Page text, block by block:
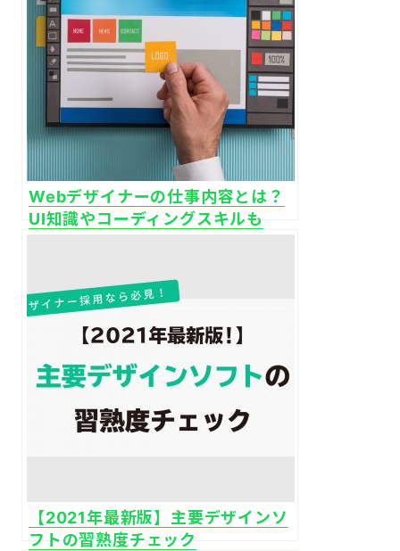
Webデザイナーの仕事内容とは？
UI知識やコーディングスキルも
【2021年最新版】主要デザインソ
フトの習熟度チェック